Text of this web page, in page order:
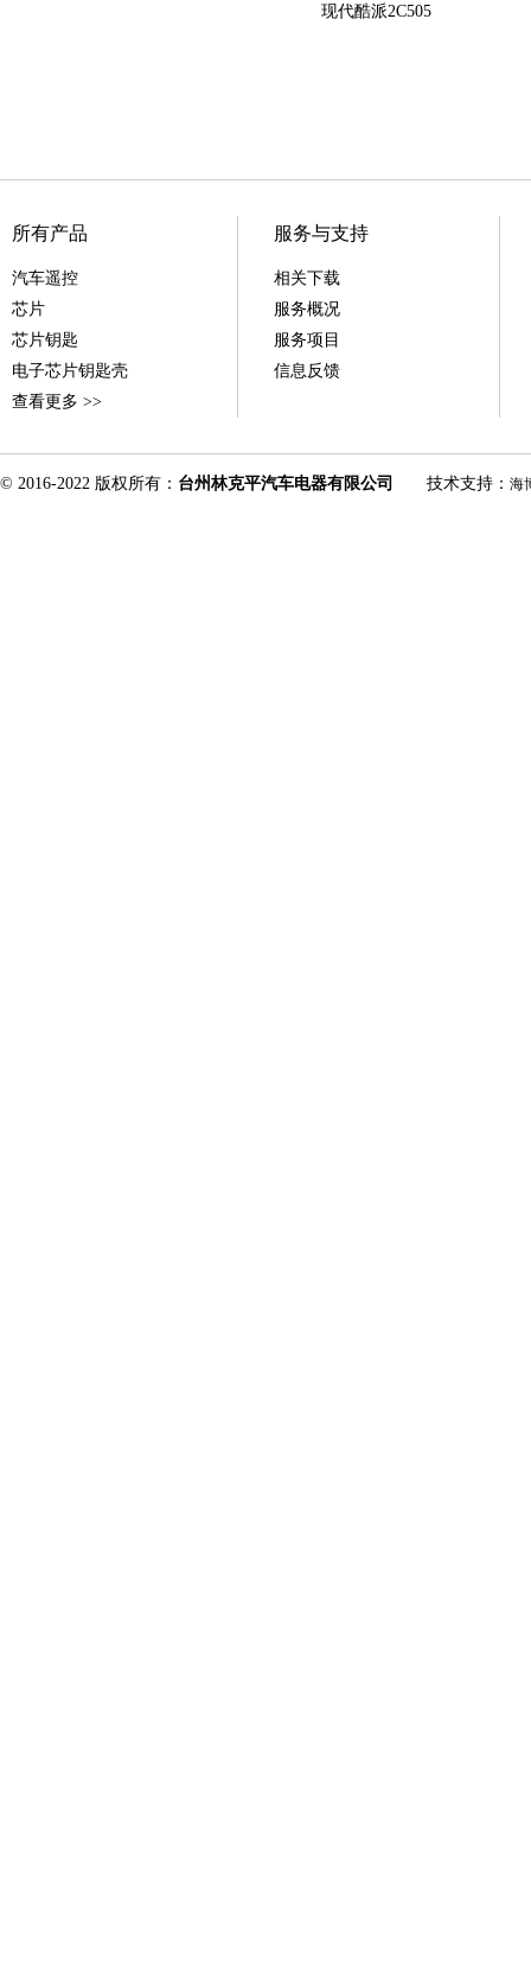
现代酷派2C505
所有产品
汽车遥控
芯片
芯片钥匙
电子芯片钥匙壳
查看更多 >>
服务与支持
相关下载
服务概况
服务项目
信息反馈
© 2016-2022 版权所有： 台州林克平汽车电器有限公司 技术支持： 海